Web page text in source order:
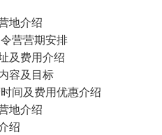
地介绍
营营期安排
及费用介绍
容及目标
间及费用优惠介绍
地介绍
绍